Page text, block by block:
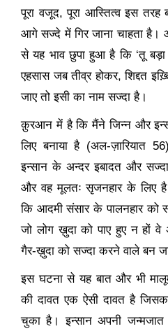
पूरा वजूद,पूरा आस्तित्व इस तरह
आगे सज्दे में गिर जाना चाहता है।
से यह भाव छुपा हुआ है कि ‘तू
एहसास जब तीव्र होकर,शिद्दत
जाए तो इसी का नाम सज्दा है।
क़ुरआन में है कि मैंने जिन्न और
लिए बनाया है (अल-ज़ारियात 56)
इन्सान के अन्दर इबादत और
और वह मूलतः सृजनहार के लिए
कि आदमी संसार के पालनहार को
जो लोग ख़ुदा को पाए हुए न हों
गैर-ख़ुदा को सज्दाकरने वालेबन
इस घटना से यह बात और भी
की दावत एक ऐसी दावत है
चुका है। इन्सान अपनी